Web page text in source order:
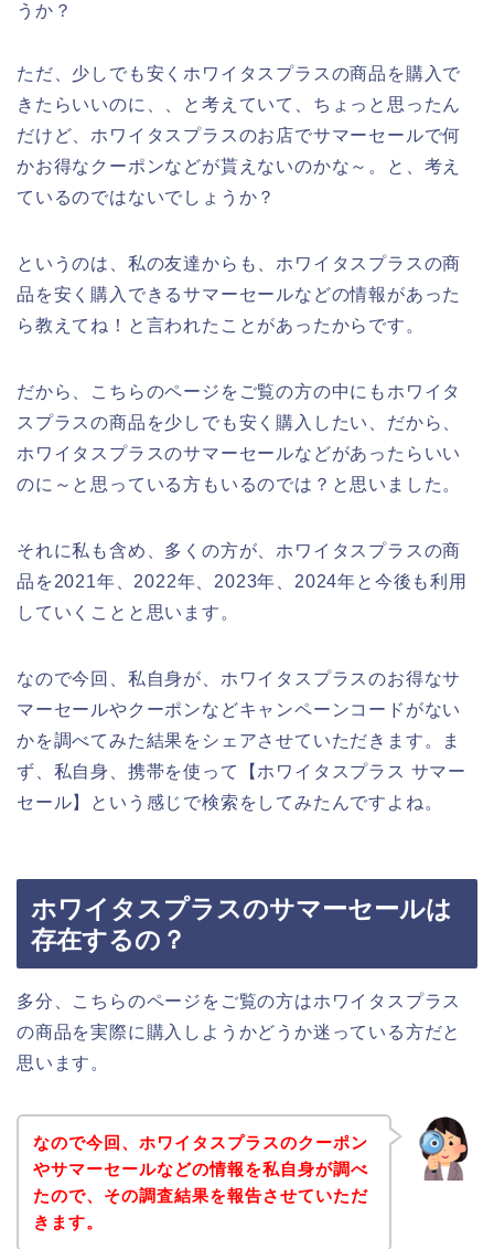
うか？
ただ、少しでも安くホワイタスプラスの商品を購入で
きたらいいのに、、と考えていて、ちょっと思ったん
だけど、ホワイタスプラスのお店でサマーセールで何
かお得なクーポンなどが貰えないのかな～。と、考え
ているのではないでしょうか？
というのは、私の友達からも、ホワイタスプラスの商
品を安く購入できるサマーセールなどの情報があった
ら教えてね！と言われたことがあったからです。
だから、こちらのページをご覧の方の中にもホワイタ
スプラスの商品を少しでも安く購入したい、だから、
ホワイタスプラスのサマーセールなどがあったらいい
のに～と思っている方もいるのでは？と思いました。
それに私も含め、多くの方が、ホワイタスプラスの商
品を2021年、2022年、2023年、2024年と今後も利用
していくことと思います。
なので今回、私自身が、ホワイタスプラスのお得なサ
マーセールやクーポンなどキャンペーンコードがない
かを調べてみた結果をシェアさせていただきます。ま
ず、私自身、携帯を使って【ホワイタスプラス サマー
セール】という感じで検索をしてみたんですよね。
ホワイタスプラスのサマーセールは
存在するの？
多分、こちらのページをご覧の方はホワイタスプラス
の商品を実際に購入しようかどうか迷っている方だと
思います。
なので今回、ホワイタスプラスのクーポン
やサマーセールなどの情報を私自身が調べ
たので、その調査結果を報告させていただ
きます。